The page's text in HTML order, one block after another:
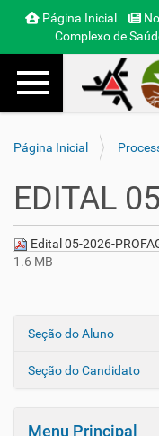
Página Inicial
Complexo de
Toggle navigation
Página Inicial
N
g
Seção do Aluno
Seção do Candidato
Menu Principal
EDITAL
Edital 05-2026-
1.6 MB